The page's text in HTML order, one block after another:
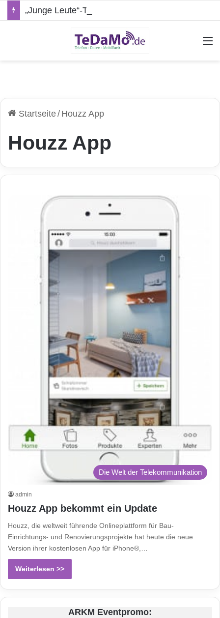
Startseite/ Houzz App
Houzz App
Die Welt der Telekommunikation
admin
Houzz App bekommt ein Update
Houzz, die weltweit führende Onlineplattform für Bau-
Einrichtungs- und Renovierungsprojekte hat heute die neue
Version ihrer kostenlosen App für iPhone®,…
Weiterlesen >>
ARKM Eventpromo: